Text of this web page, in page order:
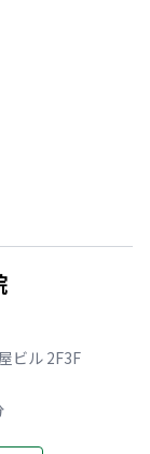
ビル 2F3F